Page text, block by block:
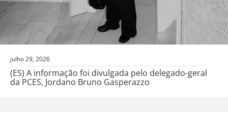
julho 29, 2026
(ES) A informação foi divulgada pelo delegado-geral
da PCES, Jordano Bruno Gasperazzo